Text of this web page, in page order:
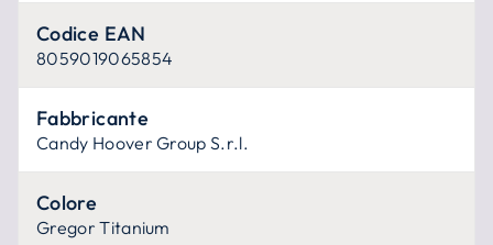
Codice EAN
8059019065854
Fabbricante
Candy Hoover Group S.r.l.
Colore
Gregor Titanium